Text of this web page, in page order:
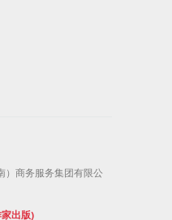
）商务服务集团有限公
出版)